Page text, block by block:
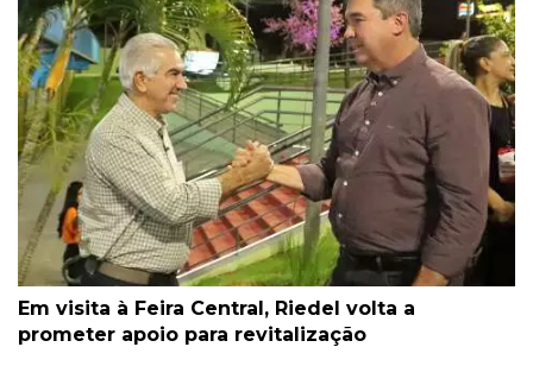
Em visita à Feira Central, Riedel volta a
prometer apoio para revitalização